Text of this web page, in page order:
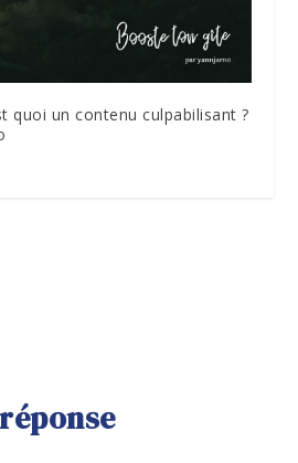
quoi un contenu culpabilisant ?